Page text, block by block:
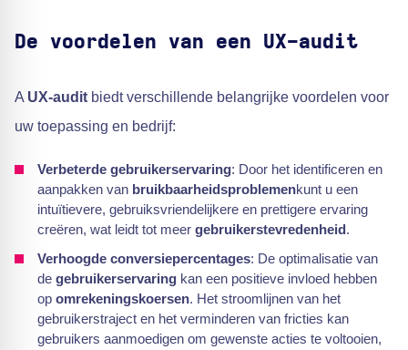
De voordelen van een UX-audit
A UX-audit biedt verschillende belangrijke voordelen voor
uw toepassing en bedrijf:
Verbeterde gebruikerservaring: Door het identificeren en
aanpakken van bruikbaarheidsproblemenkunt u een
intuïtievere, gebruiksvriendelijkere en prettigere ervaring
creëren, wat leidt tot meer gebruikerstevredenheid.
Verhoogde conversiepercentages: De optimalisatie van
de gebruikerservaring kan een positieve invloed hebben
op omrekeningskoersen. Het stroomlijnen van het
gebruikerstraject en het verminderen van fricties kan
gebruikers aanmoedigen om gewenste acties te voltooien,